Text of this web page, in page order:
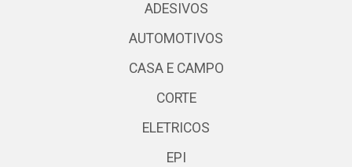
ADESIVOS
AUTOMOTIVOS
CASA E CAMPO
CORTE
ELETRICOS
EPI